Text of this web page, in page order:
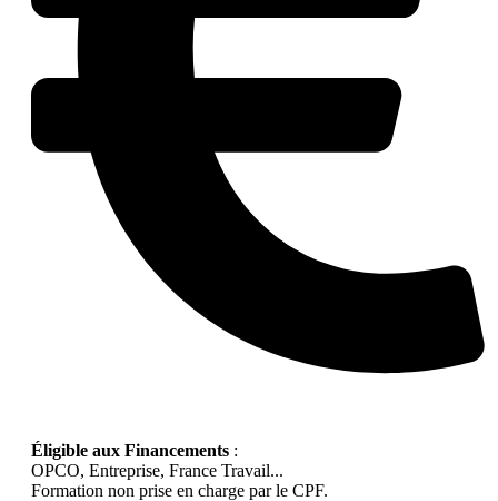
Éligible aux Financements :
OPCO, Entreprise, France Travail...
Formation non prise en charge par le CPF.